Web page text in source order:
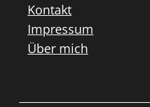
Kontakt
Impressum
Über mich